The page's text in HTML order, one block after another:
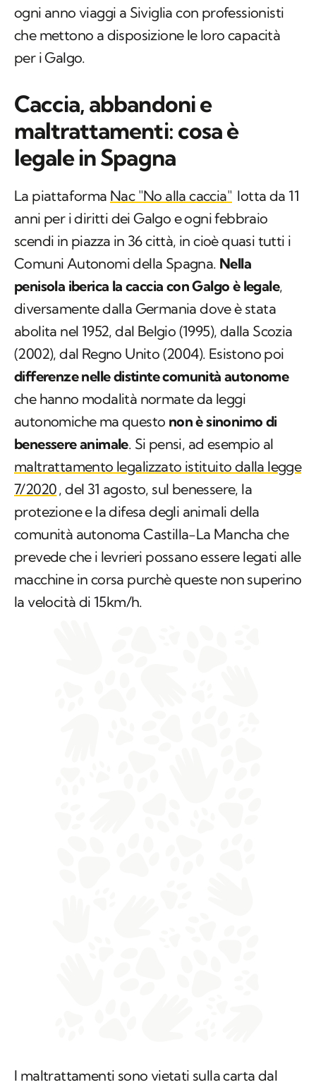
ogni anno viaggi a Siviglia con professionisti
che mettono a disposizione le loro capacità
per i Galgo.
Caccia, abbandoni e
maltrattamenti: cosa è
legale in Spagna
La piattaforma Nac "No alla caccia" lotta da 11
anni per i diritti dei Galgo e ogni febbraio
scendi in piazza in 36 città, in cioè quasi tutti i
Comuni Autonomi della Spagna. Nella
penisola iberica la caccia con Galgo è legale,
diversamente dalla Germania dove è stata
abolita nel 1952, dal Belgio (1995), dalla Scozia
(2002), dal Regno Unito (2004). Esistono poi
differenze nelle distinte comunità autonome
che hanno modalità normate da leggi
autonomiche ma questo non è sinonimo di
benessere animale. Si pensi, ad esempio al
maltrattamento legalizzato istituito dalla legge
7/2020, del 31 agosto, sul benessere, la
protezione e la difesa degli animali della
comunità autonoma Castilla-La Mancha che
prevede che i levrieri possano essere legati alle
macchine in corsa purchè queste non superino
la velocità di 15km/h.
I maltrattamenti sono vietati sulla carta dal